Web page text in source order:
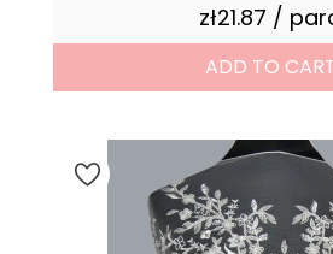
zł21.87 /
ADD TO